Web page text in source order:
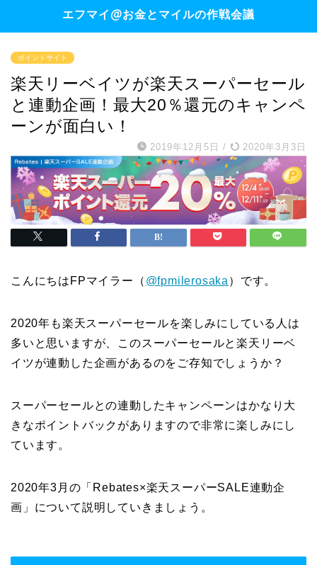
エフマイ@お金とマイルの作戦会議
ポイントサイト
楽天リーベイツが楽天スーパーセール
と連動企画！最大20％還元のキャンペ
ーンが面白い！
2019年12月5日 / 2020年3月3日
こんにちはFPマイラー（ @fpmilerosaka ）です。
2020年も楽天スーパーセールを楽しみにしている人は
多いと思いますが、このスーパーセールと楽天リーベ
イツが連動した企画があるのをご存知でしょうか？
スーパーセールとの連動したキャンペーンはかなり大
きなポイントバックがありますので非常に楽しみにし
ています。
2020年3月の「Rebates×楽天スーパーSALE連動企
画」について説明していきましょう。